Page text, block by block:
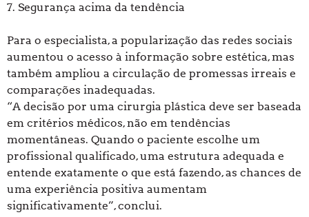
7. Segurança acima da tendência
Para o especialista, a popularização das redes sociais
aumentou o acesso à informação sobre estética, mas
também ampliou a circulação de promessas irreais e
comparações inadequadas.
“A decisão por uma cirurgia plástica deve ser baseada
em critérios médicos, não em tendências
momentâneas. Quando o paciente escolhe um
profissional qualificado, uma estrutura adequada e
entende exatamente o que está fazendo, as chances de
uma experiência positiva aumentam
significativamente”, conclui.